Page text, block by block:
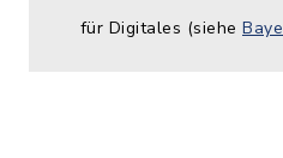
für Digitales (siehe